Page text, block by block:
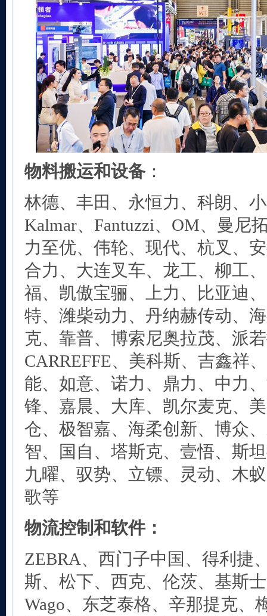
物料搬运和设备：
林德、丰田、永恒力、科朗、
Kalmar、Fantuzzi、OM、曼尼
力至优、伟轮、现代、杭叉、
合力、大连叉车、龙工、柳工
福、凯傲宝骊、上力、比亚迪
特、潍柴动力、丹纳赫传动、
克、靠普、博索尼奥拉茂、派
CARREFFE、美科斯、吉鑫祥
能、如意、诺力、鼎力、中力
锋、嘉晨、大库、凯尔麦克、
仓、极智嘉、海柔创新、博众
智、国自、塔斯克、壹悟、斯
九曜、驭势、立镖、灵动、木
歌等
物流控制和软件：
ZEBRA、西门子中国、得利捷
斯、松下、西克、伦茨、基斯
Wago、东芝泰格、辛那提克、